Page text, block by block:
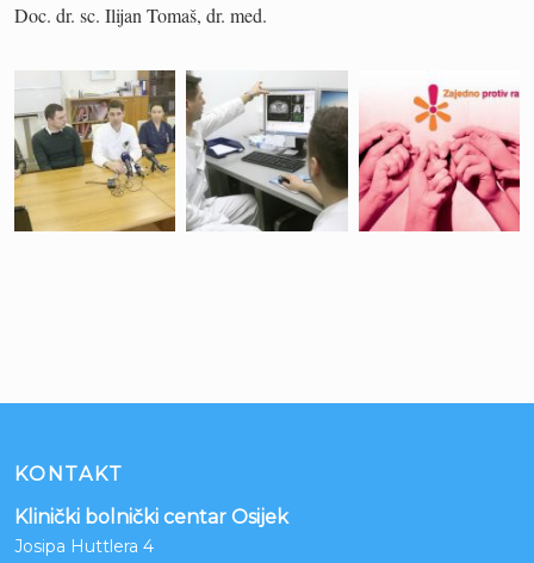
Doc. dr. sc. Ilijan Tomaš, dr. med.
KONTAKT
Klinički bolnički centar Osijek
Josipa Huttlera 4